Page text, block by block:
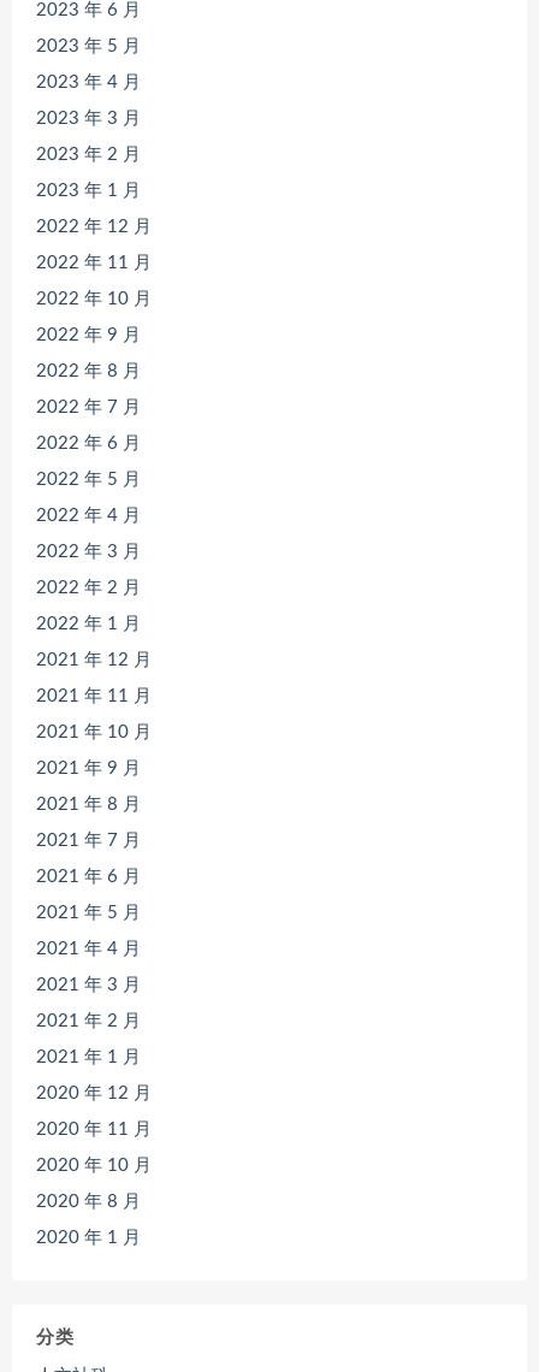
2023 年 6 月
2023 年 5 月
2023 年 4 月
2023 年 3 月
2023 年 2 月
2023 年 1 月
2022 年 12 月
2022 年 11 月
2022 年 10 月
2022 年 9 月
2022 年 8 月
2022 年 7 月
2022 年 6 月
2022 年 5 月
2022 年 4 月
2022 年 3 月
2022 年 2 月
2022 年 1 月
2021 年 12 月
2021 年 11 月
2021 年 10 月
2021 年 9 月
2021 年 8 月
2021 年 7 月
2021 年 6 月
2021 年 5 月
2021 年 4 月
2021 年 3 月
2021 年 2 月
2021 年 1 月
2020 年 12 月
2020 年 11 月
2020 年 10 月
2020 年 8 月
2020 年 1 月
分类